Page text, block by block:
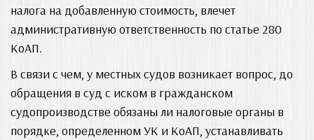
налога на добавленную стоимость, влечет
административную ответственность по статье 280
КоАП.
В связи с чем, у местных судов возникает вопрос, до
обращения в суд с иском в гражданском
судопроизводстве обязаны ли налоговые органы в
порядке, определенном УК и КоАП, устанавливать